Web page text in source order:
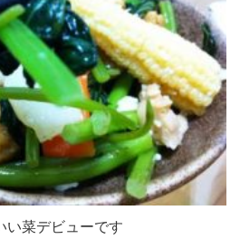
い菜デビューです